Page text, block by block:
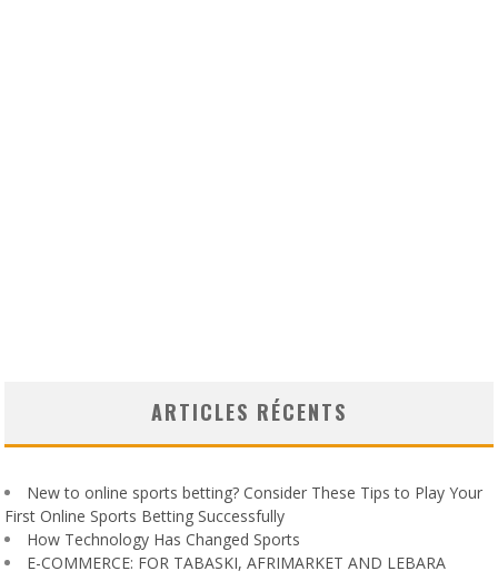
ARTICLES RÉCENTS
New to online sports betting? Consider These Tips to Play Your
First Online Sports Betting Successfully
How Technology Has Changed Sports
E-COMMERCE: FOR TABASKI, AFRIMARKET AND LEBARA